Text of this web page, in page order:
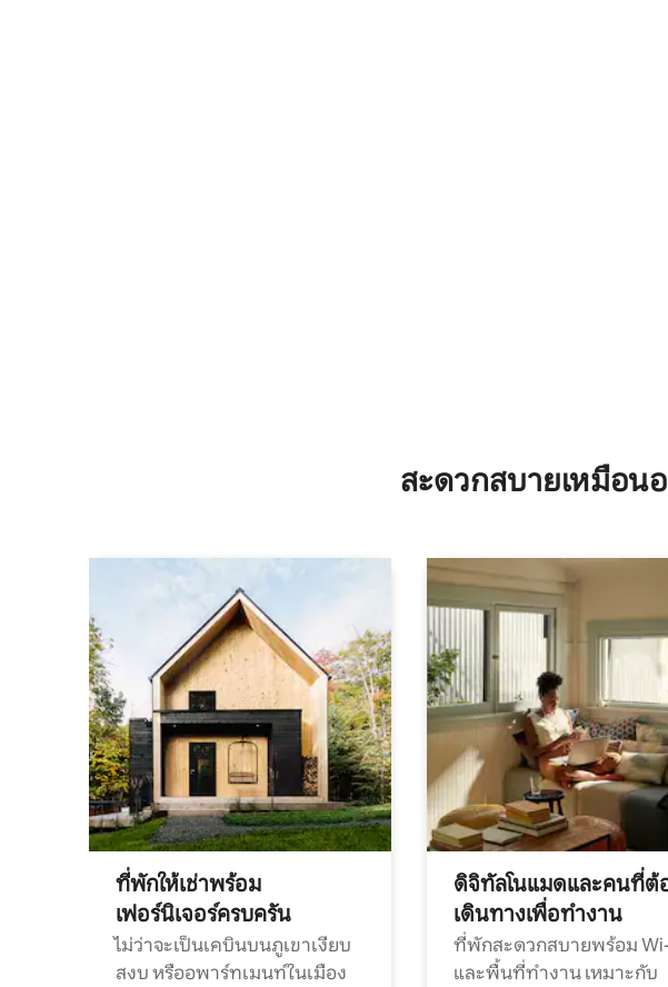
สะดวกสบายเหมือน
ที่พักให้เช่าพร้อม
เฟอร์นิเจอร์ครบครัน
ไม่ว่าจะเป็นเคบินบนภูเขาเงียบ
สงบ หรืออพาร์ทเมนท์ในเมือง
ดิจิทัลโนแมดและคนที่ต้
เดินทางเพื่อทำงาน
ที่พักสะดวกสบายพร้อม
และพื้นที่ทำงาน เหมาะกับ